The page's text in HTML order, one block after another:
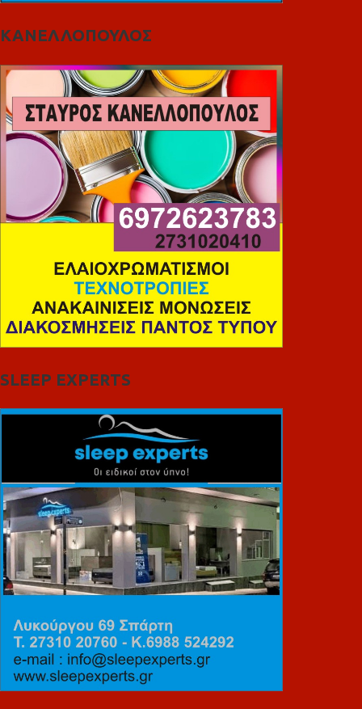
ΚΑΝΕΛΛΟΠΟΥΛΟΣ
SLEEP EXPERTS